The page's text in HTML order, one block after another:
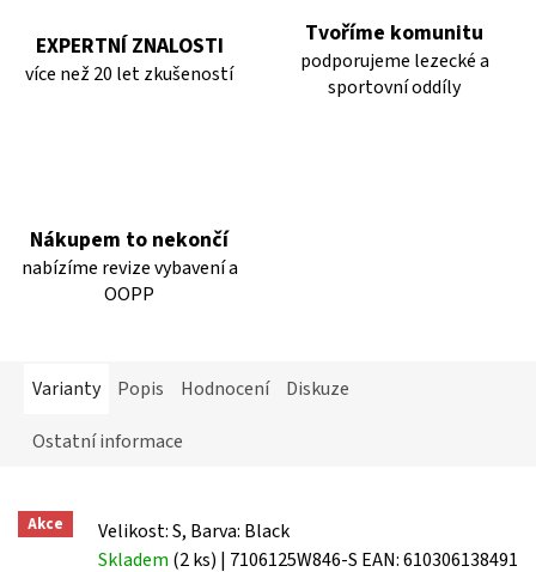
EXPERTNÍ ZNALOSTI
více než 20 let zkušeností
Tvoříme komunitu
podporujeme lezecké a
sportovní oddíly
Nákupem to nekončí
nabízíme revize vybavení a
OOPP
Varianty Popis Hodnocení
Diskuze
Ostatní informace
Akce
Velikost: S, Barva: Black
Skladem (2 ks) | 7106125W846-S EAN:610306138491